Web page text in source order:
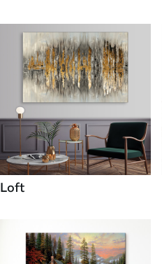
Loft